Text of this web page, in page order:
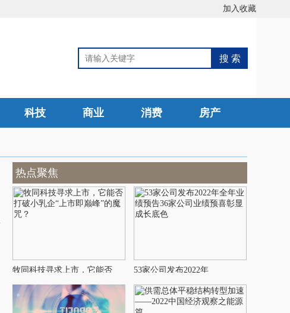
加入收藏
科技 商业 消费 房产
热点聚焦
牧同科技寻求上市，它能否 53家公司发布2022年